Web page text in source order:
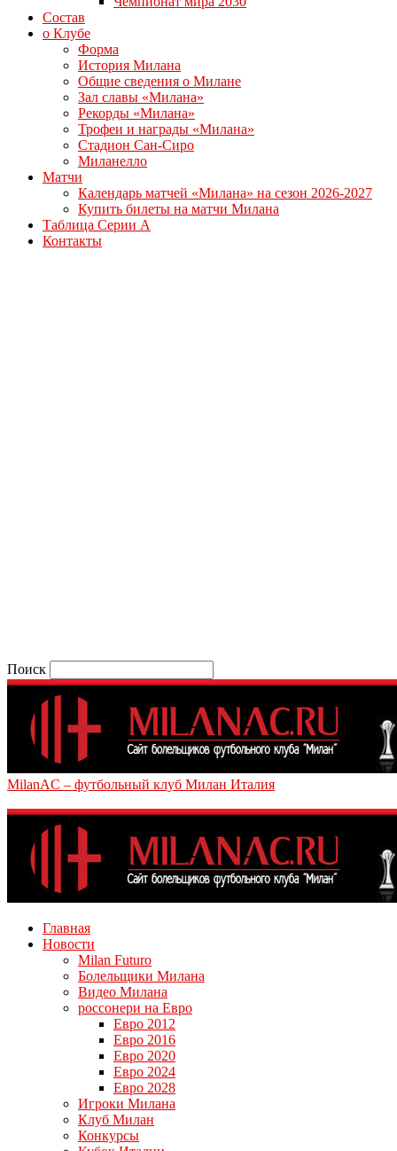
Состав
о Клубе
Форма
История Милана
Общие сведения о Милане
Зал славы «Милана»
Рекорды «Милана»
Трофеи и награды «Милана»
Стадион Сан-Сиро
Миланелло
Матчи
Календарь матчей «Милана» на сезон 2026-2027
Купить билеты на матчи Милана
Таблица Серии А
Контакты
Поиск
MilanAC – футбольный клуб Милан Италия
Главная
Новости
Milan Futuro
Болельщики Милана
Видео Милана
россонери на Евро
Евро 2012
Евро 2016
Евро 2020
Евро 2024
Евро 2028
Игроки Милана
Клуб Милан
Конкурсы